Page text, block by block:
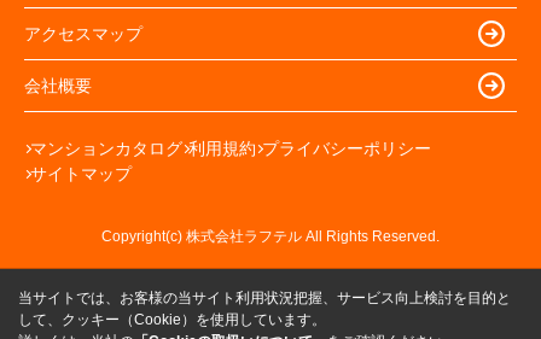
アクセスマップ
会社概要
マンションカタログ 利用規約 プライバシーポリシー
サイトマップ
Copyright(c) 株式会社ラフテル All Rights Reserved.
当サイトでは、お客様の当サイト利用状況把握、サービス向上検討を目的と
して、クッキー（Cookie）を使用しています。